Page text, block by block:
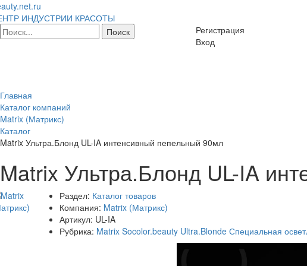
ИНДУСТРИИ КРАСОТЫ
Регистрация
Вход
Главная
Каталог компаний
Matrix (Матрикс)
Каталог
Matrix Ультра.Блонд UL-IA интенсивный пепельный 90мл
Matrix Ультра.Блонд UL-IA
Раздел: Каталог товаров
Компания: Matrix (Матрикс)
Артикул: UL-IA
Рубрика: Matrix Socolor.beauty Ultra.Blonde Специальная